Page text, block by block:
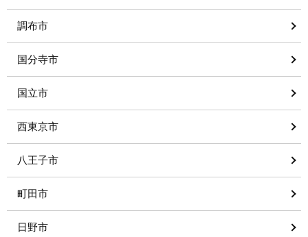
調布市
国分寺市
国立市
西東京市
八王子市
町田市
日野市